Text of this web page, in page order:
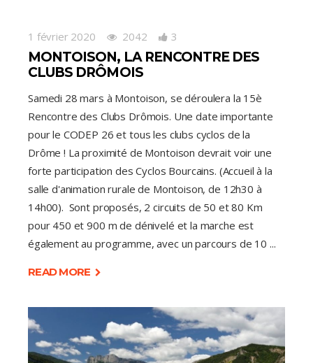
1 février 2020 2042 3
MONTOISON, LA RENCONTRE DES
CLUBS DRÔMOIS
Samedi 28 mars à Montoison, se déroulera la 15è
Rencontre des Clubs Drômois. Une date importante
pour le CODEP 26 et tous les clubs cyclos de la
Drôme ! La proximité de Montoison devrait voir une
forte participation des Cyclos Bourcains. (Accueil à la
salle d'animation rurale de Montoison, de 12h30 à
14h00). Sont proposés, 2 circuits de 50 et 80 Km
pour 450 et 900 m de dénivelé et la marche est
également au programme, avec un parcours de 10
READ MORE